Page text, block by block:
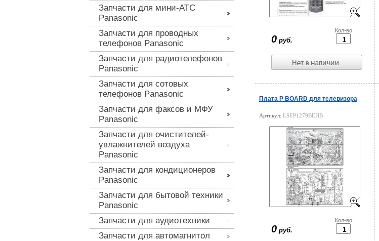
Запчасти для мини-АТС
Panasonic
Запчасти для проводных
телефонов Panasonic
Запчасти для радиотелефонов
Panasonic
Запчасти для сотовых
телефонов Panasonic
Запчасти для факсов и МФУ
Panasonic
Запчасти для очистителей-
увлажнителей воздуха
Panasonic
Запчасти для кондиционеров
Panasonic
Запчасти для бытовой техники
Panasonic
Запчасти для аудиотехники
Запчасти для автомагнитол
0 руб.
Кол-во:
Плата P BOARD для телевизора
Артикул: LSEP1279BEHB
0 руб.
Кол-во: